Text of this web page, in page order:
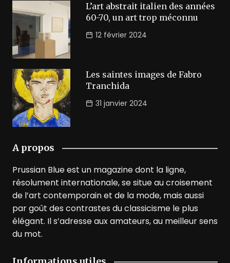
L’art abstrait italien des années
60-70, un art trop méconnu
12 février 2024
Les saintes images de Fabro
Tranchida
31 janvier 2024
A propos
Prussian Blue est un magazine dont la ligne,
résolument internationale, se situe au croisement
de l’art contemporain et de la mode, mais aussi
par goût des contrastes du classicisme le plus
élégant. Il s’adresse aux amateurs, au meilleur sens
du mot.